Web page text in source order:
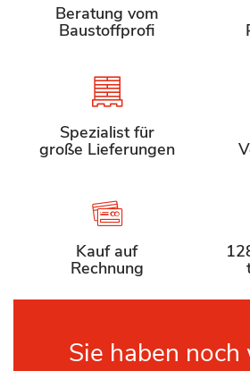
Beratung vom
Baustoffprofi
Spezialist für
große Lieferungen
Kauf auf
Rechnung
Sie haben